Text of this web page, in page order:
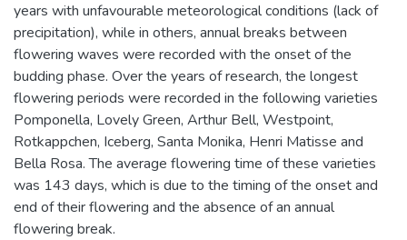
years with unfavourable meteorological conditions (lack of
precipitation), while in others, annual breaks between
flowering waves were recorded with the onset of the
budding phase. Over the years of research, the longest
flowering periods were recorded in the following varieties
Pomponella, Lovely Green, Arthur Bell, Westpoint,
Rotkappchen, Iceberg, Santa Monika, Henri Matisse and
Bella Rosa. The average flowering time of these varieties
was 143 days, which is due to the timing of the onset and
end of their flowering and the absence of an annual
flowering break.